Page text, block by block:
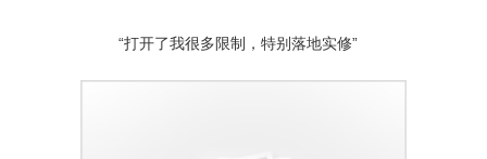
“打开了我很多限制，特别落地实修”